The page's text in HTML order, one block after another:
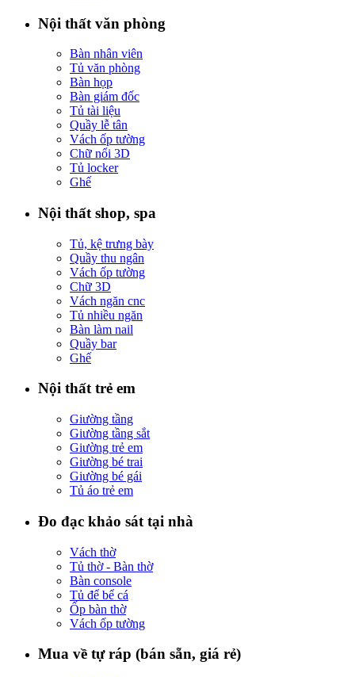
Nội thất văn phòng
Bàn nhân viên
Tủ văn phòng
Bàn họp
Bàn giám đốc
Tủ tài liệu
Quầy lễ tân
Vách ốp tường
Chữ nổi 3D
Tủ locker
Ghế
Nội thất shop, spa
Tủ, kệ trưng bày
Quầy thu ngân
Vách ốp tường
Chữ 3D
Vách ngăn cnc
Tủ nhiều ngăn
Bàn làm nail
Quầy bar
Ghế
Nội thất trẻ em
Giường tầng
Giường tầng sắt
Giường trẻ em
Giường bé trai
Giường bé gái
Tủ áo trẻ em
Đo đạc khảo sát tại nhà
Vách thờ
Tủ thờ - Bàn thờ
Bàn console
Tủ để bể cá
Ốp bàn thờ
Vách ốp tường
Mua về tự ráp (bán sẵn, giá rẻ)